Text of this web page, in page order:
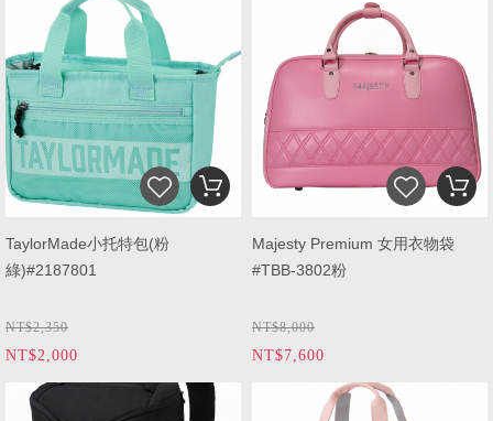
TaylorMade小托特包(粉
綠)#2187801
NT$2,350
NT$2,000
Majesty Premium 女用衣物袋
#TBB-3802粉
NT$8,000
NT$7,600